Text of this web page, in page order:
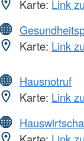
Karte: Link
Karte: Link
Hausnotruf
Karte: Link